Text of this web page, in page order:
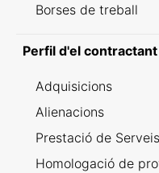
Borses de treball
Perfil d'el contractant
Adquisicions
Alienacions
Prestació de Serveis
Homologació de